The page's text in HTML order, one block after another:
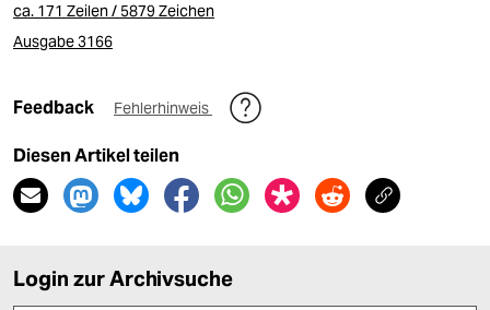
ca. 171 Zeilen / 5879 Zeichen
Ausgabe 3166
Feedback Fehlerhinweis
Diesen Artikel teilen
Login zur Archivsuche